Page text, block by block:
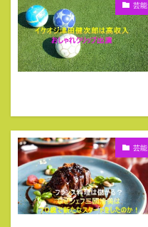
芸能
芸能